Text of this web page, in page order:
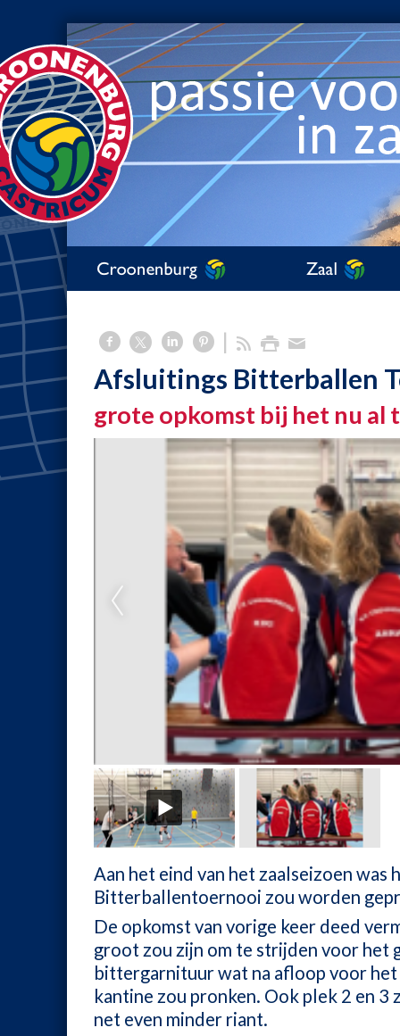
Afsluitings Bitterballen
grote opkomst bij het nu
Aan het eind van het zaalseizoen
Bitterballentoernooi zou worden
De opkomst van vorige keer deed
groot zou zijn om te strijden voor het
bittergarnituur wat na afloop voor
kantine zou pronken. Ook plek 2 en 3
net even minder riant.